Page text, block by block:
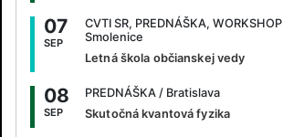
07
SEP
CVTI SR, PREDNÁŠKA, WORKSHOP
Smolenice
Letná škola občianskej vedy
08
SEP
PREDNÁŠKA / Bratislava
Skutočná kvantová fyzika